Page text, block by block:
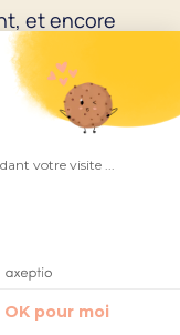
votre visite ...
OK pour moi
et encore
beaucoup
qu’elle soit à